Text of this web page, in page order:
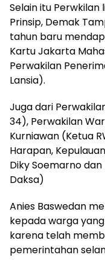
Selain itu Perwkilan
Prinsip, Demak
tahun baru
Kartu Jakarta
Perwakilan
Lansia).
Juga dari
34), Perwakilan
Kurniawan (Ketua
Harapan,
Diky Soemarno
Daksa)
Anies Baswedan
kepada warga
karena telah
pemerintahan